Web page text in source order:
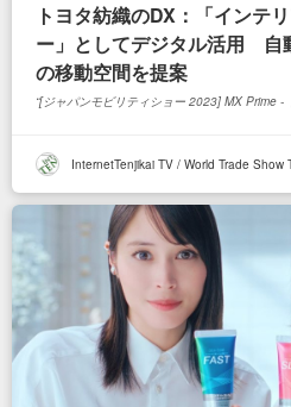
トヨタ紡織のDX：「インテ
ー」としてデジタル活用 自
の移動空間を提案
[ジャパンモビリティショー 2023] MX Prime -
InternetTenjikai TV / World Trade Show